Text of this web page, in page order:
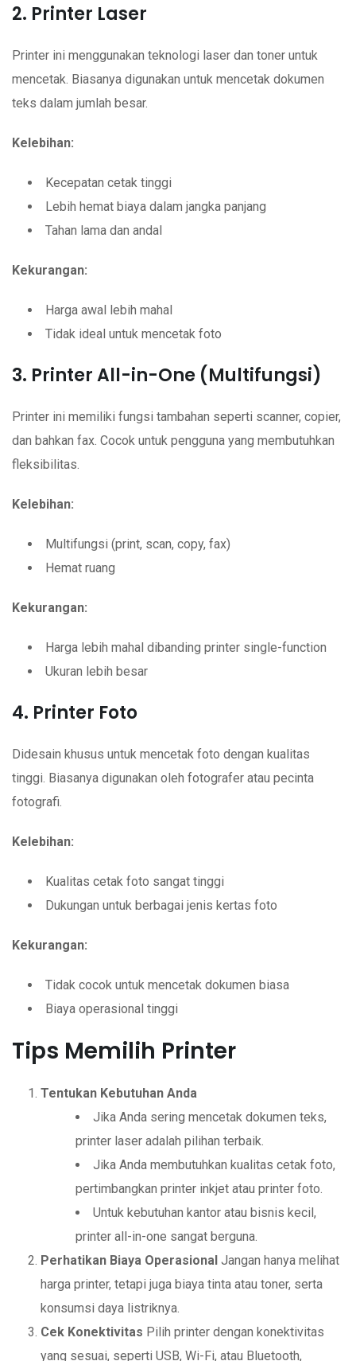
2. Printer Laser
Printer ini menggunakan teknologi laser dan toner untuk
mencetak. Biasanya digunakan untuk mencetak dokumen
teks dalam jumlah besar.
Kelebihan:
Kecepatan cetak tinggi
Lebih hemat biaya dalam jangka panjang
Tahan lama dan andal
Kekurangan:
Harga awal lebih mahal
Tidak ideal untuk mencetak foto
3. Printer All-in-One (Multifungsi)
Printer ini memiliki fungsi tambahan seperti scanner, copier,
dan bahkan fax. Cocok untuk pengguna yang membutuhkan
fleksibilitas.
Kelebihan:
Multifungsi (print, scan, copy, fax)
Hemat ruang
Kekurangan:
Harga lebih mahal dibanding printer single-function
Ukuran lebih besar
4. Printer Foto
Didesain khusus untuk mencetak foto dengan kualitas
tinggi. Biasanya digunakan oleh fotografer atau pecinta
fotografi.
Kelebihan:
Kualitas cetak foto sangat tinggi
Dukungan untuk berbagai jenis kertas foto
Kekurangan:
Tidak cocok untuk mencetak dokumen biasa
Biaya operasional tinggi
Tips Memilih Printer
Tentukan Kebutuhan Anda
Jika Anda sering mencetak dokumen teks,
printer laser adalah pilihan terbaik.
Jika Anda membutuhkan kualitas cetak foto,
pertimbangkan printer inkjet atau printer foto.
Untuk kebutuhan kantor atau bisnis kecil,
printer all-in-one sangat berguna.
Perhatikan Biaya Operasional Jangan hanya melihat
harga printer, tetapi juga biaya tinta atau toner, serta
konsumsi daya listriknya.
Cek Konektivitas Pilih printer dengan konektivitas
yang sesuai, seperti USB, Wi-Fi, atau Bluetooth,